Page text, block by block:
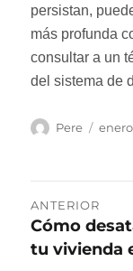
persistan,
más profunda
consultar a un
del sistema de
Autor
Pere enero
de
ANTERIOR
Entrada
anterior:
Cómo
tu vivienda